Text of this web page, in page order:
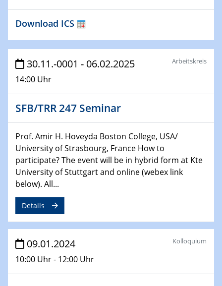
Technische Chemie – Technisch-Makromolekulare
Chemie für die Wasserforschung
29.01.2024
Bewerbungsvorrtag Besetzung W3-Professur
Technische Chemie – Technisch-Makromolekulare
Chemie für die Wasserforschung
Bewerbungsvorrtag Besetzung W3-Professur
Technische Chemie – Technisch-Makromolekulare
Chemie für die Wasserforschung
29.01.2024
Bewerbungsvorrtag Besetzung W3-Professur
Technische Chemie – Technisch-Makromolekulare
Chemie für die Wasserforschung
WIN & CENIDE Seminar Series on 2D-
MATURE
Download ICS
30.11.-0001 - 06.02.2025
14:00 Uhr
Arbeitskreis
SFB/TRR 247 Seminar
Prof. Amir H. Hoveyda Boston College, USA/
University of Strasbourg, France How to
participate? The event will be in hybrid form at Kte
University of Stuttgart and online (webex link
below). All...
Details
09.01.2024
10:00 Uhr - 12:00 Uhr
Kolloquium